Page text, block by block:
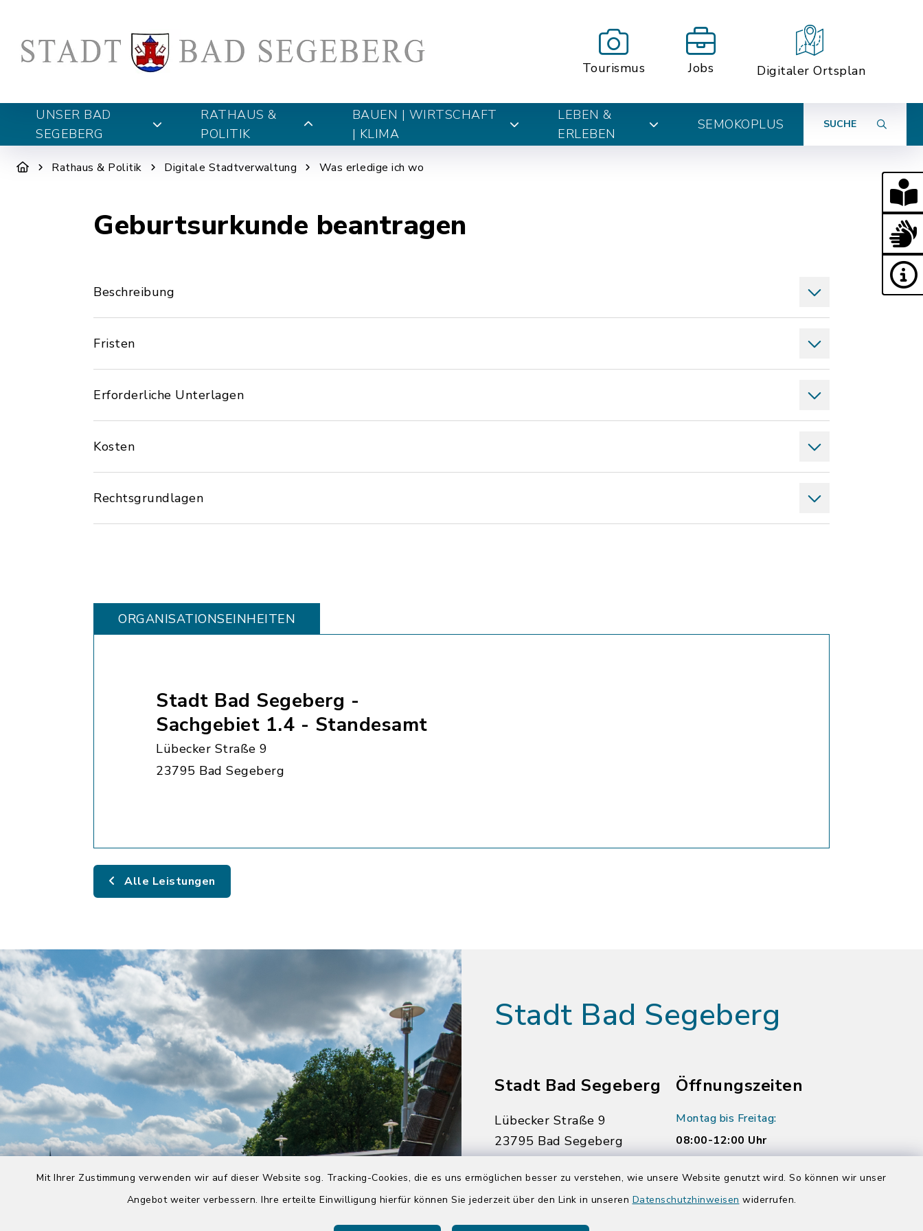
Mit Ihrer Zustimmung verwenden wir auf dieser Website sog. Tracking-Cookies, die es uns ermöglichen besser zu verstehen, wie unsere Website genutzt wird. So können wir unser
Angebot weiter verbessern. Ihre erteilte Einwilligung hierfür können Sie jederzeit über den Link in unseren Datenschutzhinweisen widerrufen.
Tourismus Jobs Digitaler Ortsplan
UNSER BAD
SEGEBERG
RATHAUS &
POLITIK
BAUEN | WIRTSCHAFT
| KLIMA
LEBEN &
ERLEBEN
SEMOKOPLUS SUCHE
Rathaus & Politik Digitale Stadtverwaltung Was erledige ich wo
Geburtsurkunde beantragen
Beschreibung
Fristen
Erforderliche Unterlagen
Kosten
Rechtsgrundlagen
ORGANISATIONS­EINHEITEN
Stadt Bad Segeberg -
Sachgebiet 1.4 - Standesamt
Lübecker Straße 9
23795 Bad Segeberg
Alle Leistungen
Stadt Bad Segeberg
Stadt Bad Segeberg
Lübecker Straße 9
23795 Bad Segeberg
04551 964-0
04551 964-111
Öffnungszeiten
Montag bis Freitag:
08:00-12:00 Uhr
Donnerstag zusätzlich:
14:00-17:00 Uhr